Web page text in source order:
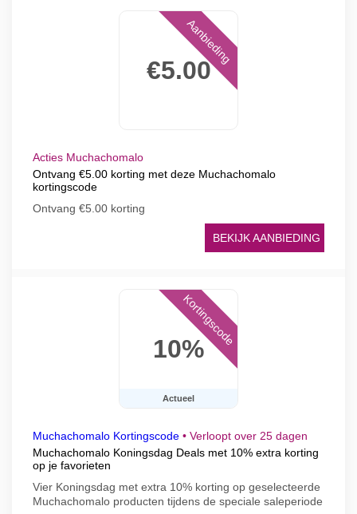
€5.00
Aanbieding
Acties Muchachomalo
Ontvang €5.00 korting met deze Muchachomalo
kortingscode
Ontvang €5.00 korting
BEKIJK AANBIEDING
10%
Actueel
Kortingscode
Muchachomalo Kortingscode • Verloopt over 25 dagen
Muchachomalo Koningsdag Deals met 10% extra korting
op je favorieten
Vier Koningsdag met extra 10% korting op geselecteerde
Muchachomalo producten tijdens de speciale saleperiode